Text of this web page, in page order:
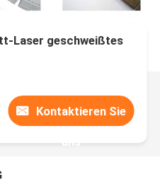
Laser geschweißtes
Kontaktieren Sie
uns